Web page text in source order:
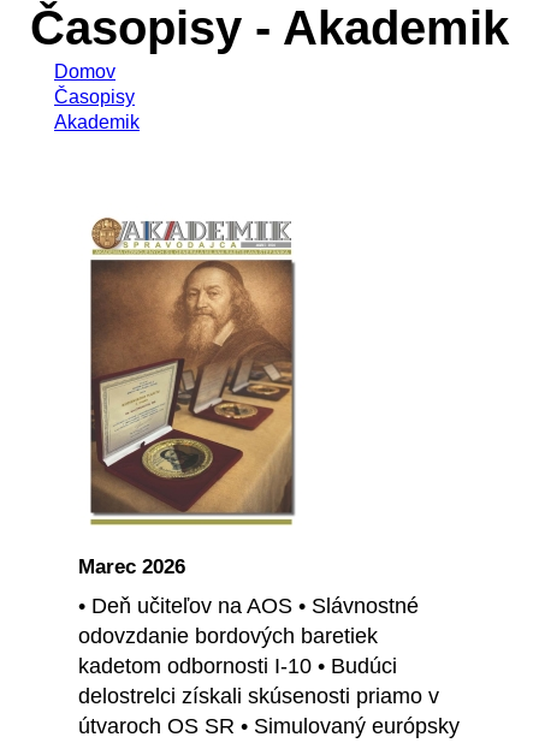
Časopisy - Akademik
Domov
Časopisy
Akademik
Marec 2026
• Deň učiteľov na AOS • Slávnostné
odovzdanie bordových baretiek
kadetom odbornosti I-10 • Budúci
delostrelci získali skúsenosti priamo v
útvaroch OS SR • Simulovaný európsky